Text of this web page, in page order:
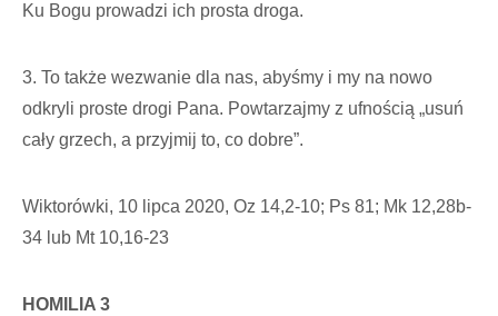
Ku Bogu prowadzi ich prosta droga.
3. To także wezwanie dla nas, abyśmy i my na nowo
odkryli proste drogi Pana. Powtarzajmy z ufnością „usuń
cały grzech, a przyjmij to, co dobre”.
Wiktorówki, 10 lipca 2020, Oz 14,2-10; Ps 81; Mk 12,28b-
34 lub Mt 10,16-23
HOMILIA 3